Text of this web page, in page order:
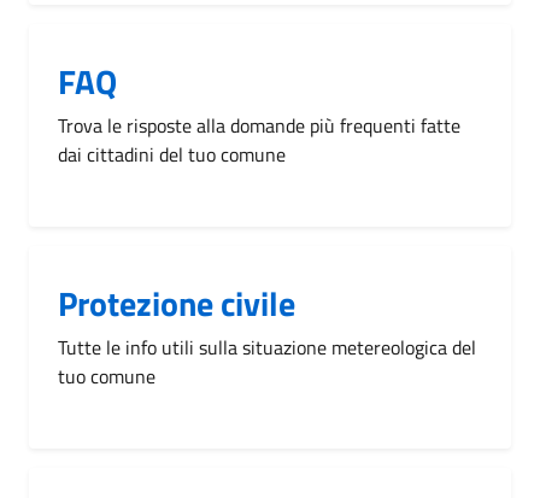
FAQ
Trova le risposte alla domande più frequenti fatte
dai cittadini del tuo comune
Protezione civile
Tutte le info utili sulla situazione metereologica del
tuo comune